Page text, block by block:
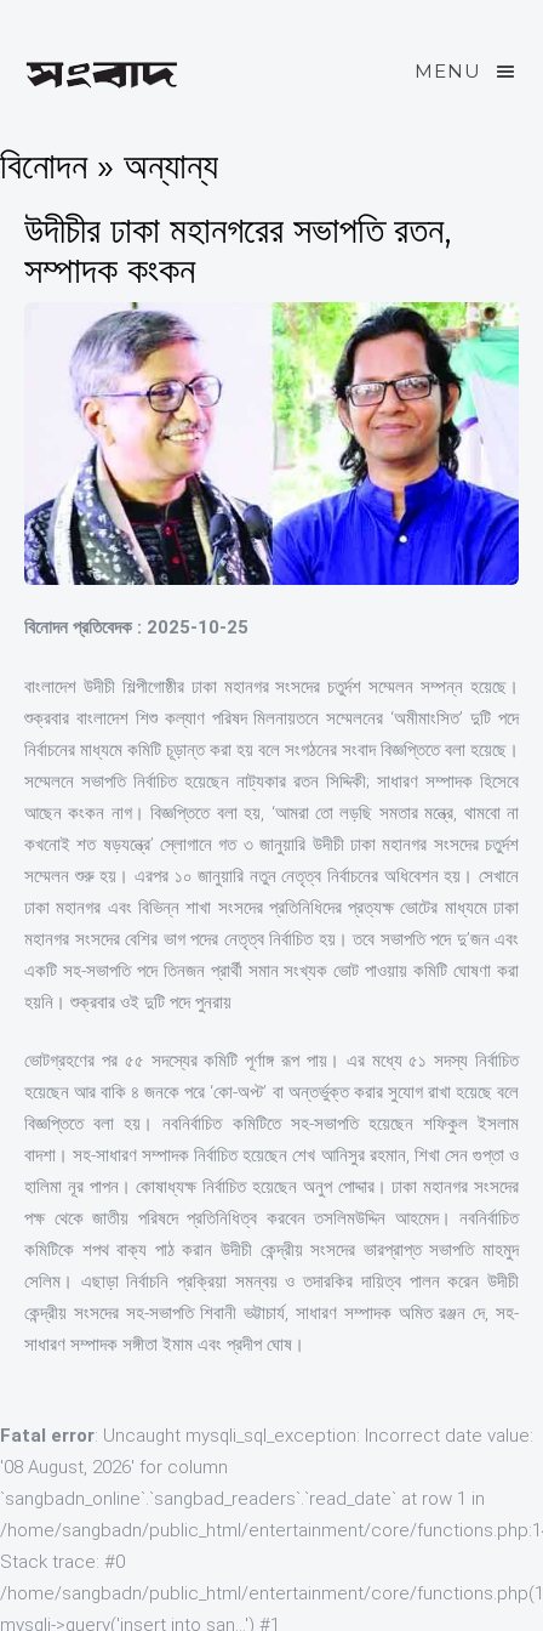
MENU
বিনোদন » অন্যান্য
উদীচীর ঢাকা মহানগরের সভাপতি রতন,
সম্পাদক কংকন
বিনোদন প্রতিবেদক : 2025-10-25
বাংলাদেশ উদীচী শিল্পীগোষ্ঠীর ঢাকা মহানগর সংসদের চতুর্দশ সম্মেলন সম্পন্ন হয়েছে।
শুক্রবার বাংলাদেশ শিশু কল্যাণ পরিষদ মিলনায়তনে সম্মেলনের ‘অমীমাংসিত’ দুটি পদে
নির্বাচনের মাধ্যমে কমিটি চূড়ান্ত করা হয় বলে সংগঠনের সংবাদ বিজ্ঞপ্তিতে বলা হয়েছে।
সম্মেলনে সভাপতি নির্বাচিত হয়েছেন নাট্যকার রতন সিদ্দিকী; সাধারণ সম্পাদক হিসেবে
আছেন কংকন নাগ। বিজ্ঞপ্তিতে বলা হয়, ‘আমরা তো লড়ছি সমতার মন্ত্রে, থামবো না
কখনোই শত ষড়যন্ত্রে’ স্লোগানে গত ৩ জানুয়ারি উদীচী ঢাকা মহানগর সংসদের চতুর্দশ
সম্মেলন শুরু হয়। এরপর ১০ জানুয়ারি নতুন নেতৃত্ব নির্বাচনের অধিবেশন হয়। সেখানে
ঢাকা মহানগর এবং বিভিন্ন শাখা সংসদের প্রতিনিধিদের প্রত্যক্ষ ভোটের মাধ্যমে ঢাকা
মহানগর সংসদের বেশির ভাগ পদের নেতৃত্ব নির্বাচিত হয়। তবে সভাপতি পদে দু’জন এবং
একটি সহ-সভাপতি পদে তিনজন প্রার্থী সমান সংখ্যক ভোট পাওয়ায় কমিটি ঘোষণা করা
হয়নি। শুক্রবার ওই দুটি পদে পুনরায়
ভোটগ্রহণের পর ৫৫ সদস্যের কমিটি পূর্ণাঙ্গ রূপ পায়। এর মধ্যে ৫১ সদস্য নির্বাচিত
হয়েছেন আর বাকি ৪ জনকে পরে ‘কো-অপ্ট’ বা অন্তর্ভুক্ত করার সুযোগ রাখা হয়েছে বলে
বিজ্ঞপ্তিতে বলা হয়। নবনির্বাচিত কমিটিতে সহ-সভাপতি হয়েছেন শফিকুল ইসলাম
বাদশা। সহ-সাধারণ সম্পাদক নির্বাচিত হয়েছেন শেখ আনিসুর রহমান, শিখা সেন গুপ্তা ও
হালিমা নূর পাপন। কোষাধ্যক্ষ নির্বাচিত হয়েছেন অনুপ পোদ্দার। ঢাকা মহানগর সংসদের
পক্ষ থেকে জাতীয় পরিষদে প্রতিনিধিত্ব করবেন তসলিমউদ্দিন আহমেদ। নবনির্বাচিত
কমিটিকে শপথ বাক্য পাঠ করান উদীচী কেন্দ্রীয় সংসদের ভারপ্রাপ্ত সভাপতি মাহমুদ
সেলিম। এছাড়া নির্বাচনি প্রক্রিয়া সমন্বয় ও তদারকির দায়িত্ব পালন করেন উদীচী
কেন্দ্রীয় সংসদের সহ-সভাপতি শিবানী ভট্টাচার্য, সাধারণ সম্পাদক অমিত রঞ্জন দে, সহ-
সাধারণ সম্পাদক সঙ্গীতা ইমাম এবং প্রদীপ ঘোষ।
Fatal error: Uncaught mysqli_sql_exception: Incorrect date value:
'08 August, 2026' for column
`sangbadn_online`.`sangbad_readers`.`read_date` at row 1 in
/home/sangbadn/public_html/entertainment/core/
Stack trace: #0
/home/sangbadn/public_html/entertainment/core/
mysqli->query('insert into san...') #1